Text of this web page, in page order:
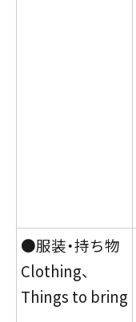
●服装・持ち物
Clothing、
Things to bring